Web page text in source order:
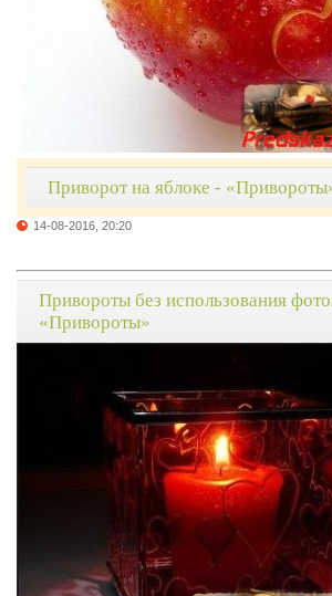
Приворот на яблоке -
14-08-2016, 20:20
Привороты без использования
«Привороты»